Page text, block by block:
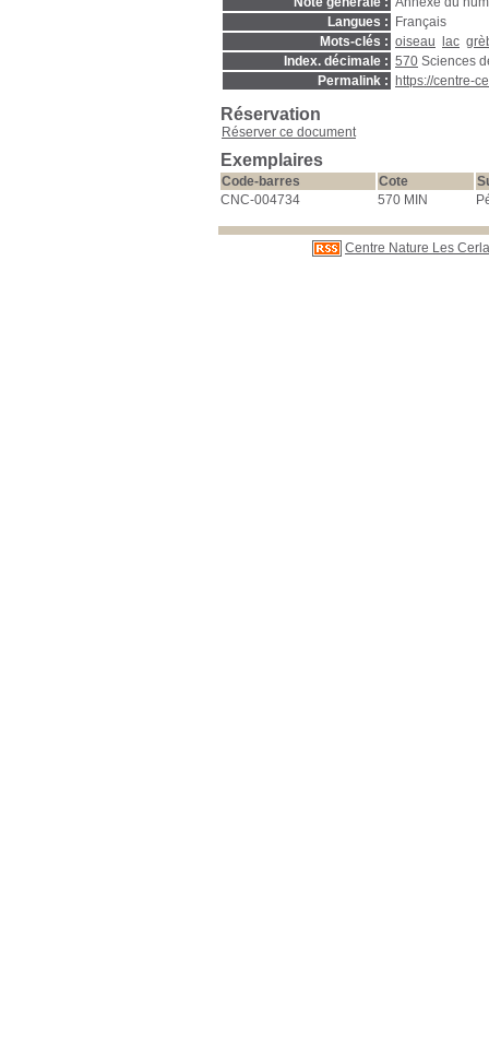
Langues :
Français
Mots-clés : oiseau lac
Index. décimale : 570 Sciences
Permalink :
https://centre-
Réservation
Réserver ce document
Exemplaires
Code-barres Cote
CNC-004734
570 MIN
Centre Nature Les